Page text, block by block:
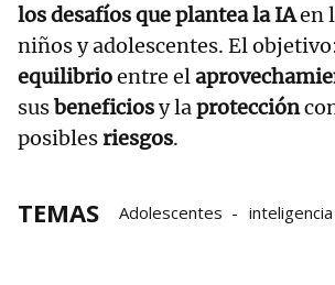
los desafíos que plantea la IAen
niños y adolescentes. El
equilibrioentre el
susbeneficiosy la protección
posiblesriesgos.
TEMAS Adolescentes